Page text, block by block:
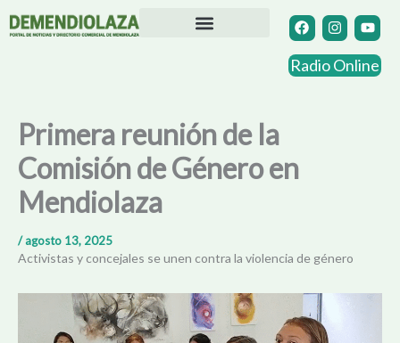
F
a
c
e
b
I
n
s
t
a
Y
o
u
t
u
Radio Online
Primera reunión de la
Comisión de Género en
Mendiolaza
/agosto 13, 2025
Activistas y concejales se unen contra la violencia de género